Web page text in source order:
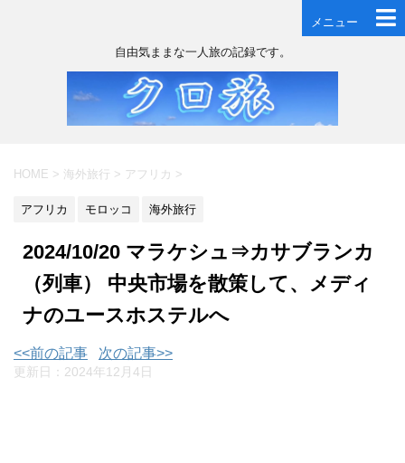
メニュー
自由気ままな一人旅の記録です。
HOME > 海外旅行 > アフリカ >
アフリカ モロッコ 海外旅行
2024/10/20 マラケシュ⇒カサブランカ
（列車） 中央市場を散策して、メディ
ナのユースホステルへ
<<前の記事 次の記事>>
更新日： 2024年12月4日